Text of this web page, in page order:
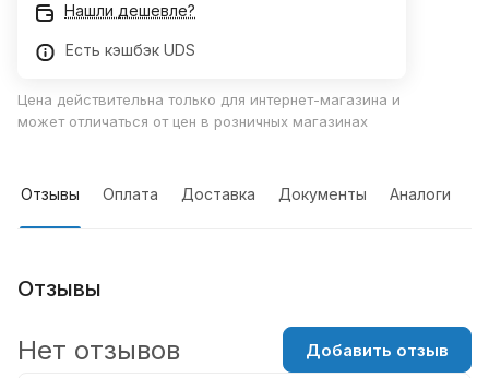
Нашли дешевле?
Есть кэшбэк UDS
Цена действительна только для интернет-магазина и
может отличаться от цен в розничных магазинах
Отзывы Оплата Доставка Документы Аналоги
Отзывы
Нет отзывов Добавить отзыв